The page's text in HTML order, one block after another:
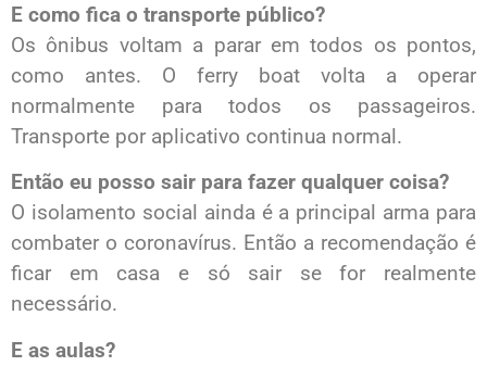
E como fica o transporte público?
Os ônibus voltam a parar em todos os pontos,
como antes. O ferry boat volta a operar
normalmente para todos os passageiros.
Transporte por aplicativo continua normal.
Então eu posso sair para fazer qualquer coisa?
O isolamento social ainda é a principal arma para
combater o coronavírus. Então a recomendação é
ficar em casa e só sair se for realmente
necessário.
E as aulas?